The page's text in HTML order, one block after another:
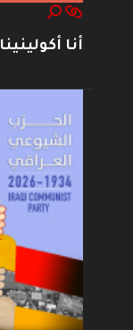
أنا أكولينينا